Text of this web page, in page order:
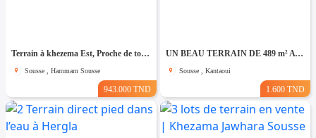
Terrain à khezema Est, Proche de toutes Commodités
Sousse , Hammam Sousse
943.000 TND
UN BEAU TERRAIN DE 489 m² A KANTAOUI
Sousse , Kantaoui
1.600 TND